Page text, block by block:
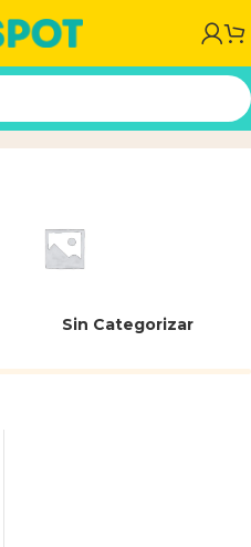
Producto
Sin Categorizar